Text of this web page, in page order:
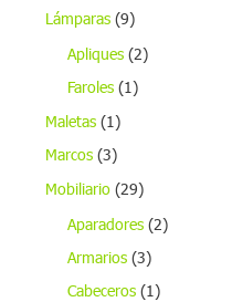
Lámparas (9)
Apliques (2)
Faroles (1)
Maletas (1)
Marcos (3)
Mobiliario (29)
Aparadores (2)
Armarios (3)
Cabeceros (1)